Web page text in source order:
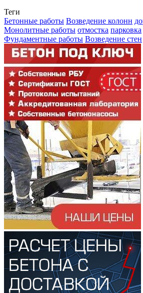
Теги
Бетонные работы Возведение колонн
Монолитные работы отмостка парковка
Фундаментные работы Возведение стен